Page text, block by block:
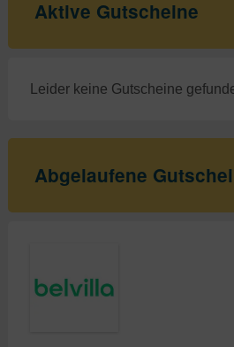
Aktive Gutscheine
Leider keine Gutscheine
Abgelaufene